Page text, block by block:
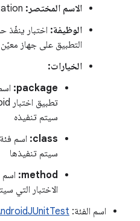
الاسم المختصر:
الوظيفة: اختبار ينفّذ
التطبيق على جهاز معيّن
الخيارات:
package:
سيتم تنفيذه
class: اسم فئة
سيتم تنفيذها
method:
الاختبار التي
اسم الفئة: